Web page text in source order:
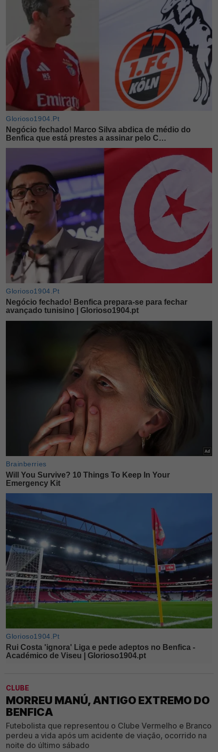
CLUBE
MORREU MANÚ, ANTIGO EXTREMO DO
BENFICA
Futebolista que representou o Clube Vermelho e Branco
perdeu a vida após um acidente de viação, ocorrido na
noite do último sábado